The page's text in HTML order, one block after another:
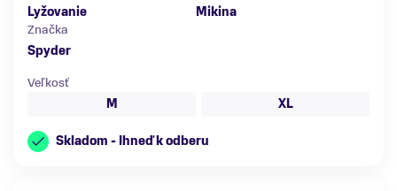
Lyžovanie
Mikina
Značka
Spyder
Veľkosť
M
XL
Skladom - Ihneď k odberu